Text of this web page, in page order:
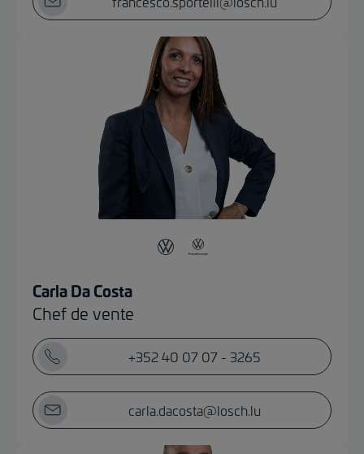
Carla Da Costa
Chef de vente
+352 40 07 07 - 3265
carla.dacosta@losch.lu